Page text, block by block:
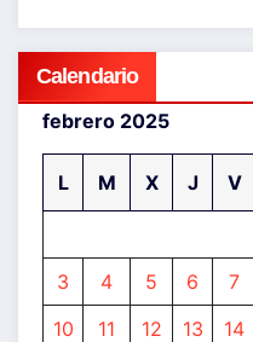
Calendario
febrero 2025
L M X J V
3
4 5 6 7
10
11 12 13 14